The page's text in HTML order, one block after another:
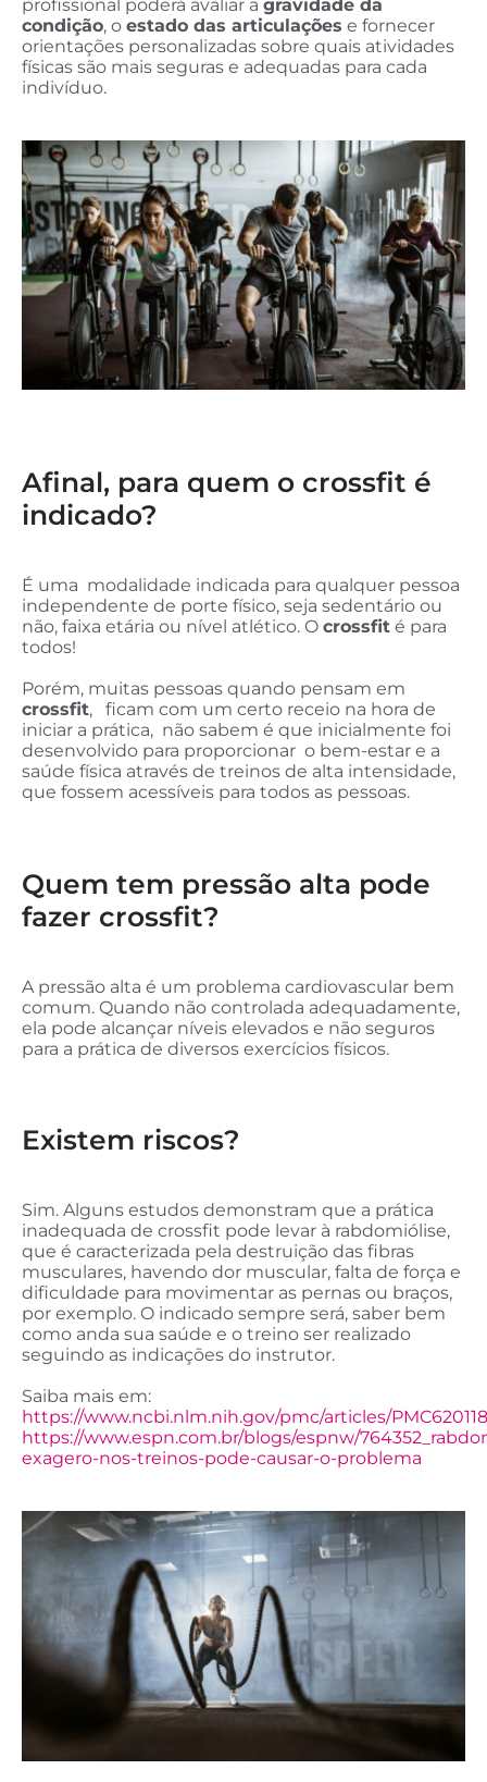
profissional poderá avaliar a gravidade da
condição, o estado das articulações e fornecer
orientações personalizadas sobre quais atividades
físicas são mais seguras e adequadas para cada
indivíduo.
Afinal, para quem o crossfit é
indicado?
É uma modalidade indicada para qualquer pessoa
independente de porte físico, seja sedentário ou
não, faixa etária ou nível atlético. O crossfit é para
todos!
Porém, muitas pessoas quando pensam em
crossfit, ficam com um certo receio na hora de
iniciar a prática, não sabem é que inicialmente foi
desenvolvido para proporcionar o bem-estar e a
saúde física através de treinos de alta intensidade,
que fossem acessíveis para todos as pessoas.
Quem tem pressão alta pode
fazer crossfit?
A pressão alta é um problema cardiovascular bem
comum. Quando não controlada adequadamente,
ela pode alcançar níveis elevados e não seguros
para a prática de diversos exercícios físicos.
Existem riscos?
Sim. Alguns estudos demonstram que a prática
inadequada de crossfit pode levar à rabdomiólise,
que é caracterizada pela destruição das fibras
musculares, havendo dor muscular, falta de força e
dificuldade para movimentar as pernas ou braços,
por exemplo. O indicado sempre será, saber bem
como anda sua saúde e o treino ser realizado
seguindo as indicações do instrutor.
Saiba mais em:
https://www.ncbi.nlm.nih.gov/pmc/articles/
https://www.espn.com.br/blogs/espnw/
exagero-nos-treinos-pode-causar-o-problema